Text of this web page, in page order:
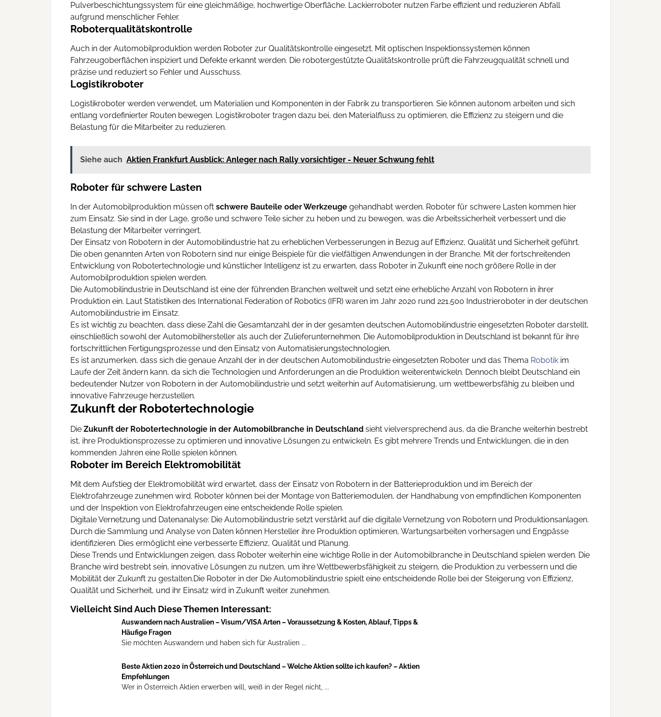
Pulverbeschichtungssystem für eine gleichmäßige, hochwertige Oberfläche. Lackierroboter nutzen Farbe effizient und reduzieren Abfall
aufgrund menschlicher Fehler.
Roboterqualitätskontrolle
Auch in der Automobilproduktion werden Roboter zur Qualitätskontrolle eingesetzt. Mit optischen Inspektionssystemen können
Fahrzeugoberflächen inspiziert und Defekte erkannt werden. Die robotergestützte Qualitätskontrolle prüft die Fahrzeugqualität schnell und
präzise und reduziert so Fehler und Ausschuss.
Logistikroboter
Logistikroboter werden verwendet, um Materialien und Komponenten in der Fabrik zu transportieren. Sie können autonom arbeiten und sich
entlang vordefinierter Routen bewegen. Logistikroboter tragen dazu bei, den Materialfluss zu optimieren, die Effizienz zu steigern und die
Belastung für die Mitarbeiter zu reduzieren.
Siehe auch Aktien Frankfurt Ausblick: Anleger nach Rally vorsichtiger - Neuer Schwung fehlt
Roboter für schwere Lasten
In der Automobilproduktion müssen oft schwere Bauteile oder Werkzeuge gehandhabt werden. Roboter für schwere Lasten kommen hier
zum Einsatz. Sie sind in der Lage, große und schwere Teile sicher zu heben und zu bewegen, was die Arbeitssicherheit verbessert und die
Belastung der Mitarbeiter verringert.
Der Einsatz von Robotern in der Automobilindustrie hat zu erheblichen Verbesserungen in Bezug auf Effizienz, Qualität und Sicherheit geführt.
Die oben genannten Arten von Robotern sind nur einige Beispiele für die vielfältigen Anwendungen in der Branche. Mit der fortschreitenden
Entwicklung von Robotertechnologie und künstlicher Intelligenz ist zu erwarten, dass Roboter in Zukunft eine noch größere Rolle in der
Automobilproduktion spielen werden.
Die Automobilindustrie in Deutschland ist eine der führenden Branchen weltweit und setzt eine erhebliche Anzahl von Robotern in ihrer
Produktion ein. Laut Statistiken des International Federation of Robotics (IFR) waren im Jahr 2020 rund 221.500 Industrieroboter in der deutschen
Automobilindustrie im Einsatz.
Es ist wichtig zu beachten, dass diese Zahl die Gesamtanzahl der in der gesamten deutschen Automobilindustrie eingesetzten Roboter darstellt,
einschließlich sowohl der Automobilhersteller als auch der Zulieferunternehmen. Die Automobilproduktion in Deutschland ist bekannt für ihre
fortschrittlichen Fertigungsprozesse und den Einsatz von Automatisierungstechnologien.
Es ist anzumerken, dass sich die genaue Anzahl der in der deutschen Automobilindustrie eingesetzten Roboter und das Thema Robotik im
Laufe der Zeit ändern kann, da sich die Technologien und Anforderungen an die Produktion weiterentwickeln. Dennoch bleibt Deutschland ein
bedeutender Nutzer von Robotern in der Automobilindustrie und setzt weiterhin auf Automatisierung, um wettbewerbsfähig zu bleiben und
innovative Fahrzeuge herzustellen.
Zukunft der Robotertechnologie
Die Zukunft der Robotertechnologie in der Automobilbranche in Deutschland sieht vielversprechend aus, da die Branche weiterhin bestrebt
ist, ihre Produktionsprozesse zu optimieren und innovative Lösungen zu entwickeln. Es gibt mehrere Trends und Entwicklungen, die in den
kommenden Jahren eine Rolle spielen können.
Roboter im Bereich Elektromobilität
Mit dem Aufstieg der Elektromobilität wird erwartet, dass der Einsatz von Robotern in der Batterieproduktion und im Bereich der
Elektrofahrzeuge zunehmen wird. Roboter können bei der Montage von Batteriemodulen, der Handhabung von empfindlichen Komponenten
und der Inspektion von Elektrofahrzeugen eine entscheidende Rolle spielen.
Digitale Vernetzung und Datenanalyse: Die Automobilindustrie setzt verstärkt auf die digitale Vernetzung von Robotern und Produktionsanlagen.
Durch die Sammlung und Analyse von Daten können Hersteller ihre Produktion optimieren, Wartungsarbeiten vorhersagen und Engpässe
identifizieren. Dies ermöglicht eine verbesserte Effizienz, Qualität und Planung.
Diese Trends und Entwicklungen zeigen, dass Roboter weiterhin eine wichtige Rolle in der Automobilbranche in Deutschland spielen werden. Die
Branche wird bestrebt sein, innovative Lösungen zu nutzen, um ihre Wettbewerbsfähigkeit zu steigern, die Produktion zu verbessern und die
Mobilität der Zukunft zu gestalten.Die Roboter in der Die Automobilindustrie spielt eine entscheidende Rolle bei der Steigerung von Effizienz,
Qualität und Sicherheit, und ihr Einsatz wird in Zukunft weiter zunehmen.
Vielleicht Sind Auch Diese Themen Interessant:
Auswandern nach Australien – Visum/VISA Arten – Voraussetzung & Kosten, Ablauf, Tipps &
Häufige Fragen
Sie möchten Auswandern und haben sich für Australien ...
Beste Aktien 2020 in Österreich und Deutschland – Welche Aktien sollte ich kaufen? – Aktien
Empfehlungen
Wer in Österreich Aktien erwerben will, weiß in der Regel nicht, ...